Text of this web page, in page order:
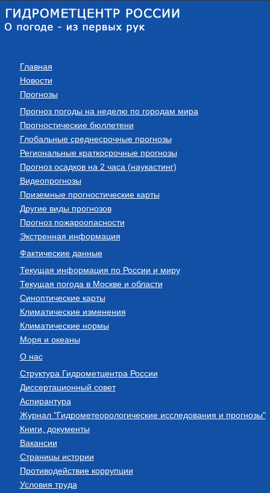
Главная
Новости
Прогнозы
Прогноз погоды на неделю по городам мира
Прогностические бюллетени
Глобальные среднесрочные прогнозы
Региональные краткосрочные прогнозы
Прогноз осадков на 2 часа (наукастинг)
Видеопрогнозы
Приземные прогностические карты
Другие виды прогнозов
Прогноз пожароопасности
Экстренная информация
Фактические данные
Текущая информация по России и миру
Текущая погода в Москве и области
Синоптические карты
Климатические изменения
Климатические нормы
Моря и океаны
О нас
Структура Гидрометцентра России
Диссертационный совет
Аспирантура
Журнал "Гидрометеорологические исследования и прогнозы"
Книги, документы
Вакансии
Страницы истории
Противодействие коррупции
Условия труда